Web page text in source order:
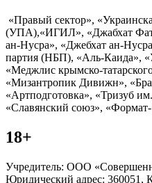
«Правый сектор»,
(УПА),«ИГИЛ», «Джабхат
ан-Нусра», «Джебхат ан-
партия (НБП), «Аль-Каида»,
«Меджлис крымско-
«Мизантропик Дивижн»,
«Артподготовка», «Тризуб
«Славянский союз»,
18+
Учредитель: ООО
Юридический адрес: 360051,